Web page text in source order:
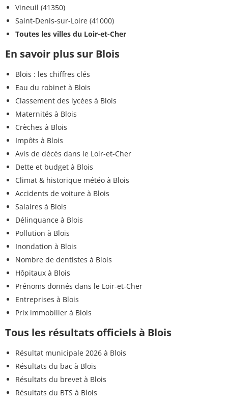
Vineuil (41350)
Saint-Denis-sur-Loire (41000)
Toutes les villes du Loir-et-Cher
En savoir plus sur Blois
Blois : les chiffres clés
Eau du robinet à Blois
Classement des lycées à Blois
Maternités à Blois
Crèches à Blois
Impôts à Blois
Avis de décès dans le Loir-et-Cher
Dette et budget à Blois
Climat & historique météo à Blois
Accidents de voiture à Blois
Salaires à Blois
Délinquance à Blois
Pollution à Blois
Inondation à Blois
Nombre de dentistes à Blois
Hôpitaux à Blois
Prénoms donnés dans le Loir-et-Cher
Entreprises à Blois
Prix immobilier à Blois
Tous les résultats officiels à Blois
Résultat municipale 2026 à Blois
Résultats du bac à Blois
Résultats du brevet à Blois
Résultats du BTS à Blois